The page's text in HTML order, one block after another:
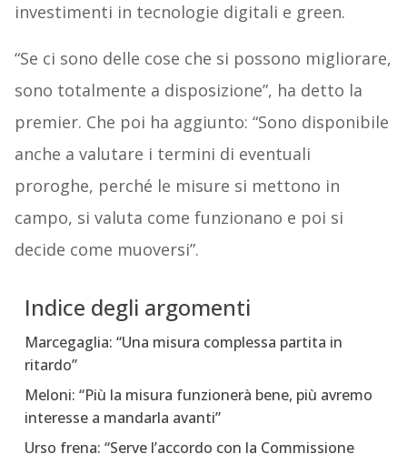
investimenti in tecnologie digitali e green.
“Se ci sono delle cose che si possono migliorare,
sono totalmente a disposizione”, ha detto la
premier. Che poi ha aggiunto: “Sono disponibile
anche a valutare i termini di eventuali
proroghe, perché le misure si mettono in
campo, si valuta come funzionano e poi si
decide come muoversi”.
Indice degli argomenti
Marcegaglia: “Una misura complessa partita in
ritardo”
Meloni: “Più la misura funzionerà bene, più avremo
interesse a mandarla avanti”
Urso frena: “Serve l’accordo con la Commissione